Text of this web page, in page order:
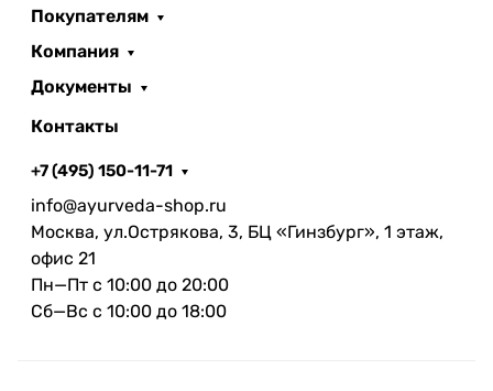
Покупателям
Компания
Документы
Контакты
+7 (495) 150-11-71
info@ayurveda-shop.ru
Москва, ул.Острякова, 3, БЦ «Гинзбург», 1 этаж,
офис 21
Пн—Пт с 10:00 до 20:00
Сб—Вс с 10:00 до 18:00